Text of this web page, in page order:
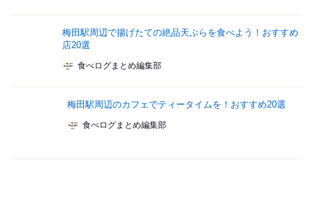
梅田駅周辺で揚げたての絶品天ぷらを食べよう！おすすめ
店20選
食べログまとめ編集部
梅田駅周辺のカフェでティータイムを！おすすめ20選
食べログまとめ編集部